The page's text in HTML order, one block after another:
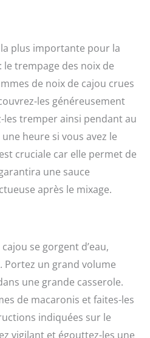
plus importante pour la
trempage des noix de
de noix de cajou crues
les généreusement
les tremper ainsi pendant au
heure si vous avez le
cruciale car elle permet de
une sauce
après le mixage.
se gorgent d’eau,
Portez un grand volume
une grande casserole.
de macaronis et faites-les
indiquées sur le
vigilant et égouttez-les une